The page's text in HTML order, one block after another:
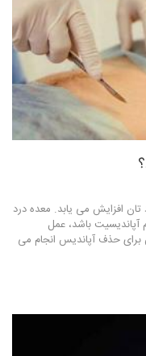
افزایش می یابد. معده درد
آپاندیسیت باشد، عمل
حذف آپاندیس انجام می